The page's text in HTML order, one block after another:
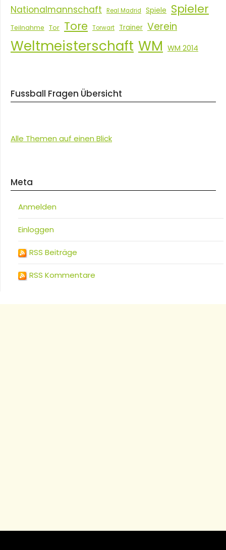
Nationalmannschaft Real Madrid Spiele Spieler
Teilnahme Tor Tore Torwart Trainer Verein
Weltmeisterschaft WM WM 2014
Fussball Fragen Übersicht
Alle Themen auf einen Blick
Meta
Anmelden
Einloggen
RSS Beiträge
RSS Kommentare